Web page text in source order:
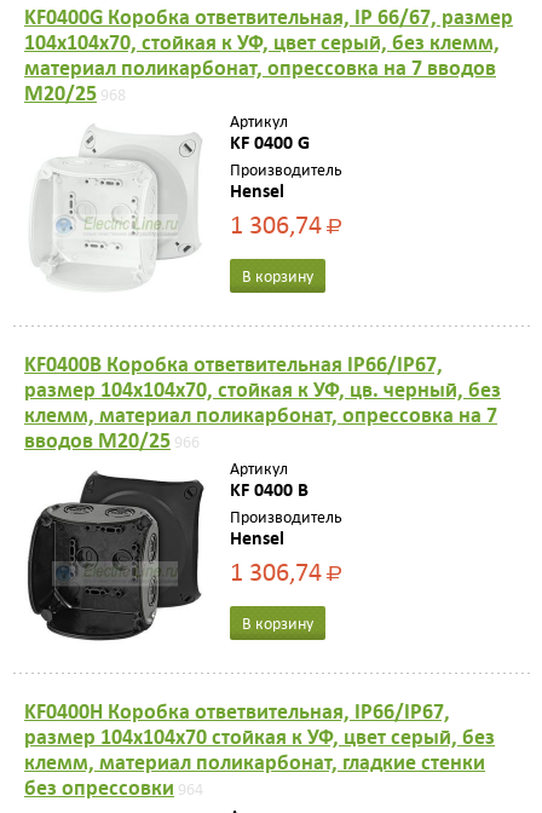
KF0400G Коробка ответвительная, IP 66/67, размер
104х104х70, стойкая к УФ, цвет серый, без клемм,
материал поликарбонат, опрессовка на 7 вводов
M20/25 968
Артикул
KF 0400 G
Производитель
Hensel
1 306,74Р
В корзину
KF0400B Коробка ответвительная IP66/IP67,
размер 104х104х70, стойкая к УФ, цв. черный, без
клемм, материал поликарбонат, опрессовка на 7
вводов M20/25 966
Артикул
KF 0400 B
Производитель
Hensel
1 306,74Р
В корзину
KF0400H Коробка ответвительная, IP66/IP67,
размер 104х104х70 стойкая к УФ, цвет серый, без
клемм, материал поликарбонат, гладкие стенки
без опрессовки 964